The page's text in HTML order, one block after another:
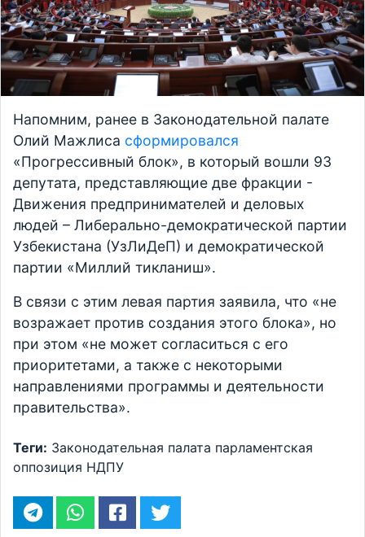
Напомним, ранее в Законодательной палате
Олий Мажлиса сформировался
«Прогрессивный блок», в который вошли 93
депутата, представляющие две фракции -
Движения предпринимателей и деловых
людей – Либерально-демократической партии
Узбекистана (УзЛиДеП) и демократической
партии «Миллий тикланиш».
В связи с этим левая партия заявила, что «не
возражает против создания этого блока», но
при этом «не может согласиться с его
приоритетами, а также с некоторыми
направлениями программы и деятельности
правительства».
Теги: Законодательная палата парламентская
оппозиция НДПУ